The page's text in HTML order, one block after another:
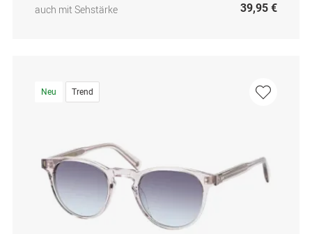
auch mit Sehstärke
39,95 €
Neu Trend